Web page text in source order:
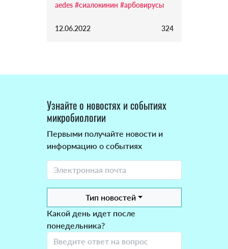
aedes #сиалокинин #арбовирусы
12.06.2022 324
Узнайте о новостях и событиях
микробиологии
Первыми получайте новости и
информацию о событиях
Тип новостей
Какой день идет после
понедельника?